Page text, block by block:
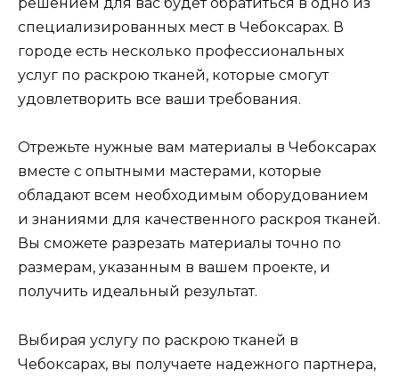
специализированных мест в Чебоксарах. В
городе есть несколько профессиональных
услуг по раскрою тканей, которые смогут
удовлетворить все ваши требования.
Отрежьте нужные вам материалы в Чебоксарах
вместе с опытными мастерами, которые
обладают всем необходимым оборудованием
и знаниями для качественного раскроя тканей.
Вы сможете разрезать материалы точно по
размерам, указанным в вашем проекте, и
получить идеальный результат.
Выбирая услугу по раскрою тканей в
Чебоксарах, вы получаете надежного партнера,